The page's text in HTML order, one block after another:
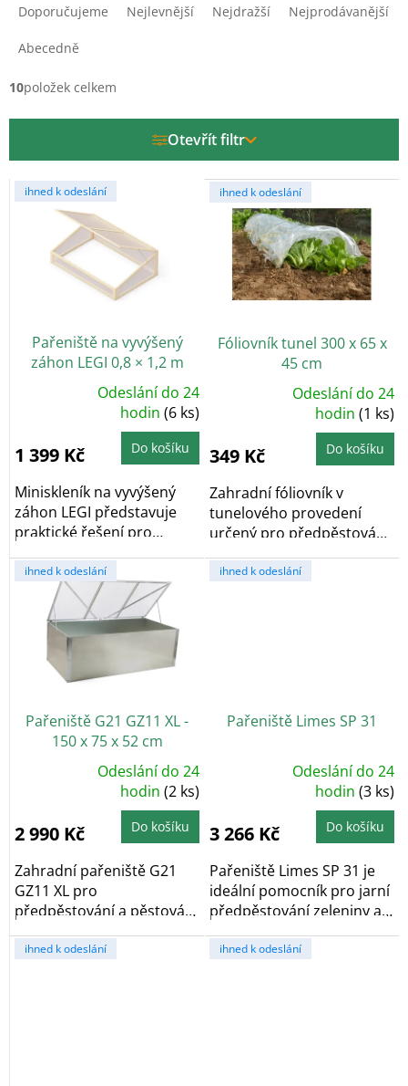
í
k
Doporučujeme Nejlevnější Nejdražší Nejprodávanější
Abecedně
10položek celkem
Otevřít filtr
V
ý
ihned k odeslání
Pařeniště na vyvýšený
záhon LEGI 0,8 × 1,2 m
5,0
z
5
Odeslání do 24
hodin(6 ks)
1 399 Kč Do košíku
Miniskleník na vyvýšený
záhon LEGI představuje
praktické řešení pro
ihned k odeslání
Fóliovník tunel 300 x 65 x
45 cm
5,0
z
5
Odeslání do 24
hodin(1 ks)
349 Kč Do košíku
Zahradní fóliovník v
tunelového provedení
určený pro předpěstování
sadby.
ihned k odeslání
Pařeniště G21 GZ11 XL -
150 x 75 x 52 cm
5,0
z
5
Odeslání do 24
hodin(2 ks)
2 990 Kč Do košíku
Zahradní pařeniště G21
GZ11 XL pro
předpěstování a pěstování
rostlin. Rozměr 150 x 75
x...
ihned k odeslání
Pařeniště Limes SP 31
5,0
z
5
Odeslání do 24
hodin(3 ks)
3 266 Kč Do košíku
Pařeniště Limes SP 31 je
ideální pomocník pro jarní
předpěstování zeleniny a
následně k...
ihned k odeslání ihned k odeslání